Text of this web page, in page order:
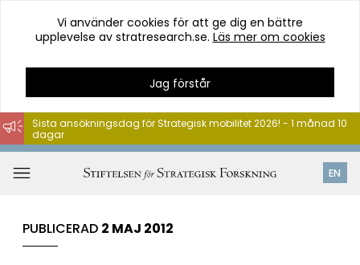
Hoppa
till
innehåll
Vi använder cookies för att ge dig en bättre
upplevelse av stratresearch.se. Läs mer om cookies
Jag förstår
EN
Sista ansökningsdag för Strategisk mobilitet 2026! - 1 månad 10
dagar
PUBLICERAD 2 MAJ 2012